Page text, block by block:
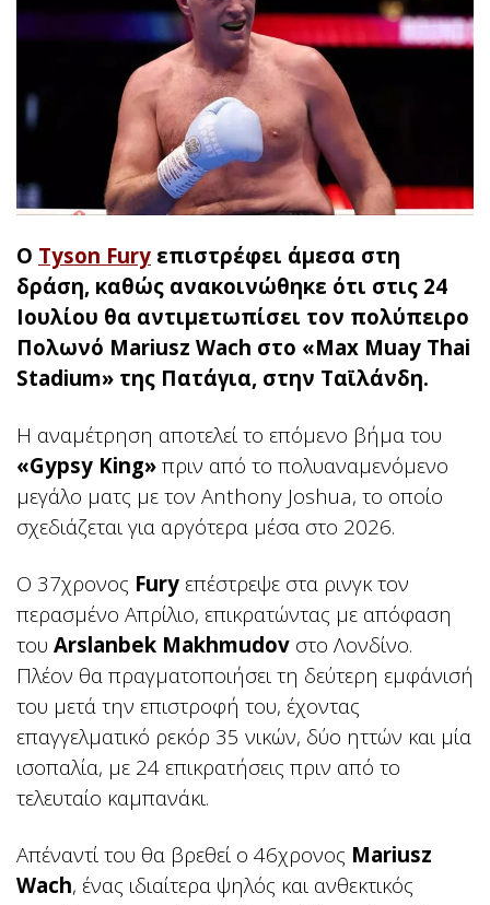
Ο Tyson Fury επιστρέφει άμεσα στη
δράση, καθώς ανακοινώθηκε ότι στις 24
Ιουλίου θα αντιμετωπίσει τον πολύπειρο
Πολωνό Mariusz Wach στο «Max Muay Thai
Stadium» της Πατάγια, στην Ταϊλάνδη.
Η αναμέτρηση αποτελεί το επόμενο βήμα του
«Gypsy King» πριν από το πολυαναμενόμενο
μεγάλο ματς με τον Anthony Joshua, το οποίο
σχεδιάζεται για αργότερα μέσα στο 2026.
Ο 37χρονος Fury επέστρεψε στα ρινγκ τον
περασμένο Απρίλιο, επικρατώντας με απόφαση
του Arslanbek Makhmudov στο Λονδίνο.
Πλέον θα πραγματοποιήσει τη δεύτερη εμφάνισή
του μετά την επιστροφή του, έχοντας
επαγγελματικό ρεκόρ 35 νικών, δύο ηττών και μία
ισοπαλία, με 24 επικρατήσεις πριν από το
τελευταίο καμπανάκι.
Απέναντί του θα βρεθεί ο 46χρονος Mariusz
Wach, ένας ιδιαίτερα ψηλός και ανθεκτικός